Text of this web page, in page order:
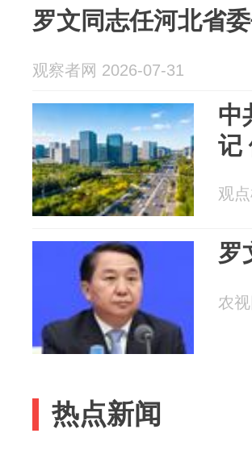
罗文同志任河北省
观察者网 2026-07-31
中
记
观
罗
农
热点新闻